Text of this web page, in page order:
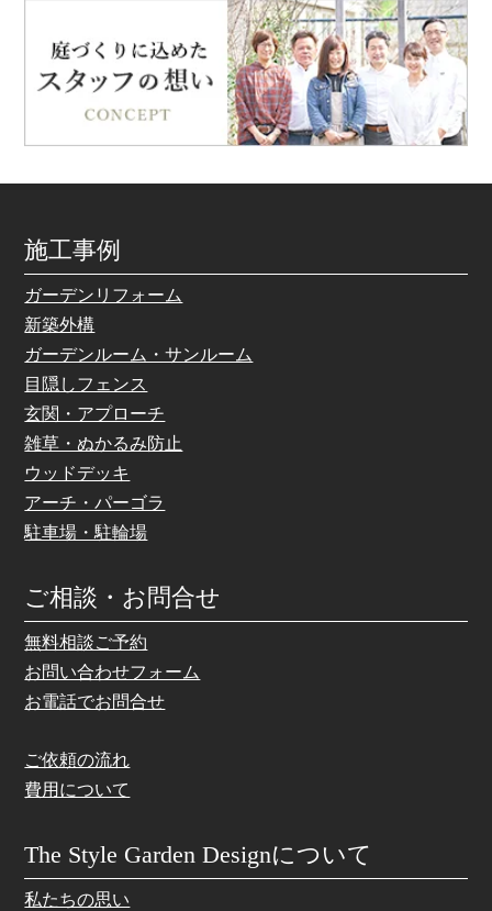
施工事例
ガーデンリフォーム
新築外構
ガーデンルーム・サンルーム
目隠しフェンス
玄関・アプローチ
雑草・ぬかるみ防止
ウッドデッキ
アーチ・パーゴラ
駐車場・駐輪場
ご相談・お問合せ
無料相談ご予約
お問い合わせフォーム
お電話でお問合せ
ご依頼の流れ
費用について
The Style Garden Designについて
私たちの思い